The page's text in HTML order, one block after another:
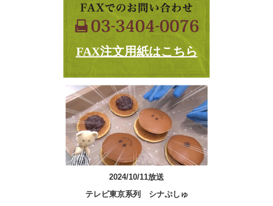
FAX注文用紙はこちら
2024/10/11放送
テレビ東京系列 シナぷしゅ